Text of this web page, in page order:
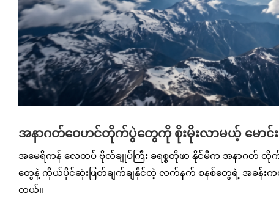
အနာဂတ်ဝေဟင်တိုက်ပွဲတွေကို စိုးမိုးလာမယ့် မောင်
အမေရိကန် လေတပ် ဗိုလ်ချုပ်ကြီး ခရစ္စတိုဖာ နိုင်မီက အနာဂတ်
တွေနဲ့ ကိုယ်ပိုင်ဆုံးဖြတ်ချက်ချနိုင်တဲ့ လက်နက် စနစ်တွေရဲ့ အခန်
တယ်။